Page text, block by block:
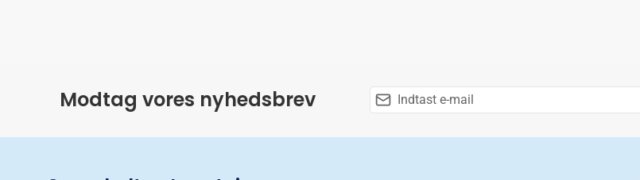
Modtag vores nyhedsbrev